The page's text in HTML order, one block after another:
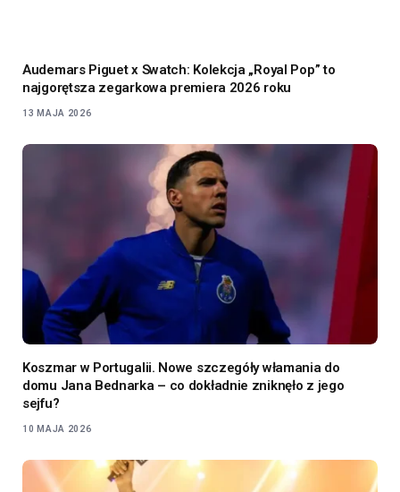
Audemars Piguet x Swatch: Kolekcja „Royal Pop” to
najgorętsza zegarkowa premiera 2026 roku
13 MAJA 2026
Koszmar w Portugalii. Nowe szczegóły włamania do
domu Jana Bednarka – co dokładnie zniknęło z jego
sejfu?
10 MAJA 2026